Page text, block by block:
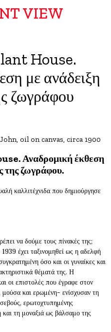
VIEW
House.
με ανάδειξη
ζωγράφου
oil on canvas, circa 1900
Αναδρομική έκθεση
της ζωγράφου.
καλλιτέχνιδα που δημιούργησε
να δούμε τους πίνακές της;
έχει ταξινομηθεί ως η αδελφή
όσο και οι γυναίκες και
θέματά της. Η
οι επιστολές που έγραφε στον
μούσα και ερωμένη- ενίσχυσαν τη
ερωτοχτυπημένης
και τη μοναξιά ως βάλσαμο της